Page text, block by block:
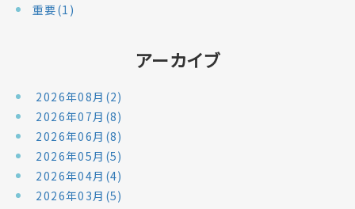
重要(1)
アーカイブ
2026年08月(2)
2026年07月(8)
2026年06月(8)
2026年05月(5)
2026年04月(4)
2026年03月(5)